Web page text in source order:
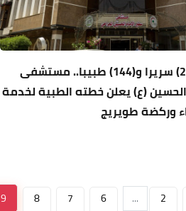
بأكثر من (250) سريرا و(144) طبيبا.. مستشفى
(ع) يعلن خطته الطبية لخدمة
وركضة طويريج
2
...
6
7
8
9